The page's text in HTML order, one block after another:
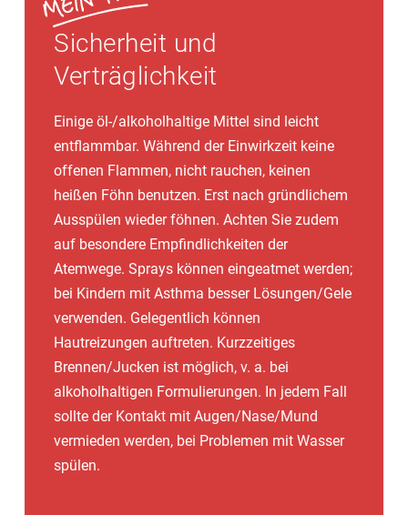
Sicherheit und
Verträglichkeit
Einige öl-/alkoholhaltige Mittel sind leicht
entflammbar. Während der Einwirkzeit keine
offenen Flammen, nicht rauchen, keinen
heißen Föhn benutzen. Erst nach gründlichem
Ausspülen wieder föhnen. Achten Sie zudem
auf besondere Empfindlichkeiten der
Atemwege. Sprays können eingeatmet werden;
bei Kindern mit Asthma besser Lösungen/Gele
verwenden. Gelegentlich können
Hautreizungen auftreten. Kurzzeitiges
Brennen/Jucken ist möglich, v. a. bei
alkoholhaltigen Formulierungen. In jedem Fall
sollte der Kontakt mit Augen/Nase/Mund
vermieden werden, bei Problemen mit Wasser
spülen.